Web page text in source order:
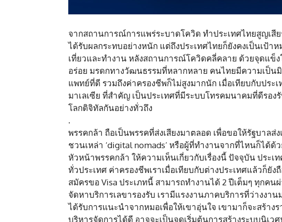
จากสถานการณ์การแพร่ระบาดโควิด ทำประเทศไทยสูญเสี
ได้รับผลกระทบอย่างหนัก แต่ถึงประเทศไทยก็ยังคงเป็นเป้า
เที่ยวและทำงาน หลังสถานการณ์โควิดคลี่คลาย ด้วยจุดแข็
อร่อย มรดกทางวัฒนธรรมที่หลากหลาย คนไทยมีความเป็น
แพทย์ที่ดี รวมถึงค่าครองชีพก็ไม่สูงมากนัก เมื่อเทียบกับประ
มาเลเซีย ที่สำคัญ เป็นประเทศที่มีระบบโทรคมนาคมที่ดีรอง
โลกดิจิทัลกันอย่างทั่วถึง
.
พรรคกล้า ถือเป็นพรรคที่ส่งเสียงมาตลอด เพื่อขอให้รัฐบาลส่
ชวนเหล่า ‘digital nomads’ หรือผู้ที่ทำงานจากที่ไหนก็ได้
หัวหน้าพรรคกล้า ให้ความเห็นเกี่ยวกับเรื่องนี้ ปัจจุบัน ประเ
ทั่วประเทศ ค่าครองชีพเราเมื่อเทียบกับต่างประเทศแล้วก็ยั
สมัครขอ Visa ประเภทนี้ สามารถทำงานได้ 2 ปีเต็มๆ ทุกค
จัดหาบริการเลขารองรับ เรามีแรงงานภาคบริการที่ว่างง
ได้รับการแนะนำจากหมอเพื่อให้เขาอุ่นใจ เขามาก็จะสร้าง
บริหารจัดการได้ดี อาจจะเป็นจุดเริ่มต้นการสร้างระบบนิเว